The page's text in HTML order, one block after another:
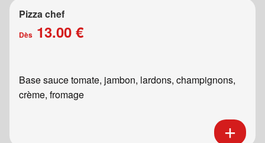
Pizza chef
Dès 13.00 €
Base sauce tomate, jambon, lardons, champignons,
crème, fromage